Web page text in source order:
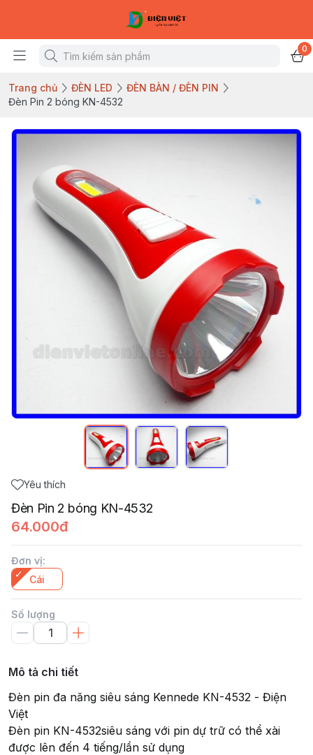
0
Trang chủ ĐÈN LED
ĐÈN BÀN / ĐÈN PIN
Đèn Pin 2 bóng KN-4532
Yêu thích
Đèn Pin 2 bóng KN-4532
64.000đ
Đơn vị:
Cái
Số lượng
Mô tả chi tiết
Đèn pin đa năng siêu sáng Kennede KN-4532 - Điện
Việt
Đèn pin KN-4532siêu sáng với pin dự trữ có thể xài
được lên đến 4 tiếng/lần sử dụng